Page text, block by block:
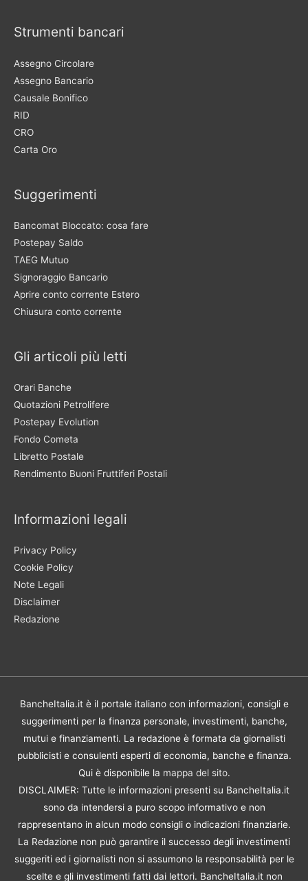
Strumenti bancari
Assegno Circolare
Assegno Bancario
Causale Bonifico
RID
CRO
Carta Oro
Suggerimenti
Bancomat Bloccato: cosa fare
Postepay Saldo
TAEG Mutuo
Signoraggio Bancario
Aprire conto corrente Estero
Chiusura conto corrente
Gli articoli più letti
Orari Banche
Quotazioni Petrolifere
Postepay Evolution
Fondo Cometa
Libretto Postale
Rendimento Buoni Fruttiferi Postali
Informazioni legali
Privacy Policy
Cookie Policy
Note Legali
Disclaimer
Redazione
BancheItalia.it è il portale italiano con informazioni, consigli e
suggerimenti per la finanza personale, investimenti, banche,
mutui e finanziamenti. La redazione è formata da giornalisti
pubblicisti e consulenti esperti di economia, banche e finanza.
Qui è disponibile la mappa del sito.
DISCLAIMER: Tutte le informazioni presenti su BancheItalia.it
sono da intendersi a puro scopo informativo e non
rappresentano in alcun modo consigli o indicazioni finanziarie.
La Redazione non può garantire il successo degli investimenti
suggeriti ed i giornalisti non si assumono la responsabilità per le
scelte e gli investimenti fatti dai lettori. BancheItalia.it non